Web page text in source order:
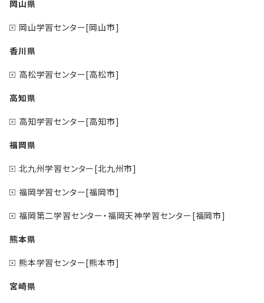
岡山県
岡山学習センター[岡山市]
香川県
高松学習センター[高松市]
高知県
高知学習センター[高知市]
福岡県
北九州学習センター[北九州市]
福岡学習センター[福岡市]
福岡第二学習センター・福岡天神学習センター[福岡市]
熊本県
熊本学習センター[熊本市]
宮崎県